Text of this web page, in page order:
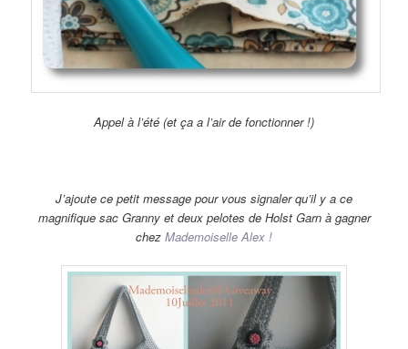
Appel à l’été (et ça a l’air de fonctionner !)
J’ajoute ce petit message pour vous signaler qu’il y a ce
magnifique sac Granny et deux pelotes de Holst Garn à gagner
chez Mademoiselle Alex !